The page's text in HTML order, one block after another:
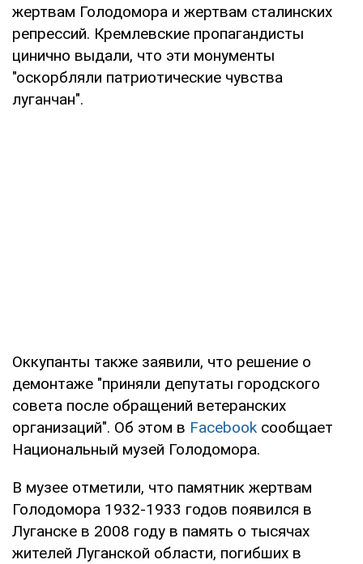
жертвам Голодомора и жертвам сталинских
репрессий. Кремлевские пропагандисты
цинично выдали, что эти монументы
"оскорбляли патриотические чувства
луганчан".
Оккупанты также заявили, что решение о
демонтаже "приняли депутаты городского
совета после обращений ветеранских
организаций". Об этом в Facebook сообщает
Национальный музей Голодомора.
В музее отметили, что памятник жертвам
Голодомора 1932-1933 годов появился в
Луганске в 2008 году в память о тысячах
жителей Луганской области, погибших в